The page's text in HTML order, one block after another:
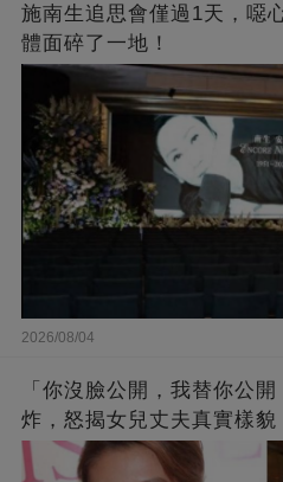
施南生追思會僅過1天，噁
體面碎了一地！
2026/08/04
「你沒臉公開，我替你公
炸，怒揭女兒丈夫真實樣
港都嚇傻了！沒想到竟是他